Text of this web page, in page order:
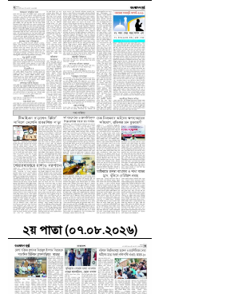
২য় পাতা (০৭.০৮.২০২৬)